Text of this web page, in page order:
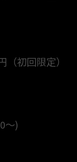
初回限定）
～)